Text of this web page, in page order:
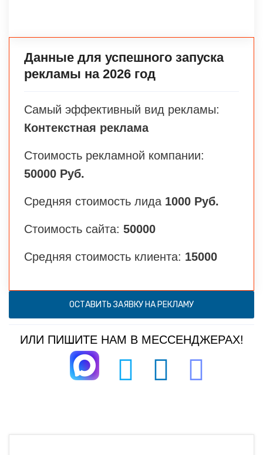
Данные для успешного запуска
рекламы на 2026 год
Самый эффективный вид рекламы:
Контекстная реклама
Стоимость рекламной компании:
50000 Руб.
Средняя стоимость лида 1000 Руб.
Стоимость сайта: 50000
Средняя стоимость клиента: 15000
ОСТАВИТЬ ЗАЯВКУ НА РЕКЛАМУ
ИЛИ ПИШИТЕ НАМ В МЕССЕНДЖЕРАХ!